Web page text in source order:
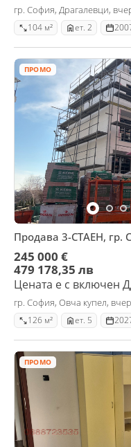
гр. София, Драгалевци,
104 м² ет. 2
ПРОМО
Продава 3-СТАЕН, гр.
245 000 €
479 178,35 лв
Цената е с включен
гр. София, Овча купел,
126 м² ет. 5
ПРОМО